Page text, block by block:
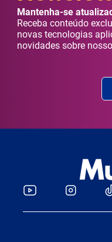
Mantenha-se
Receba conteúdo
novas tecnologias
novidades sobre